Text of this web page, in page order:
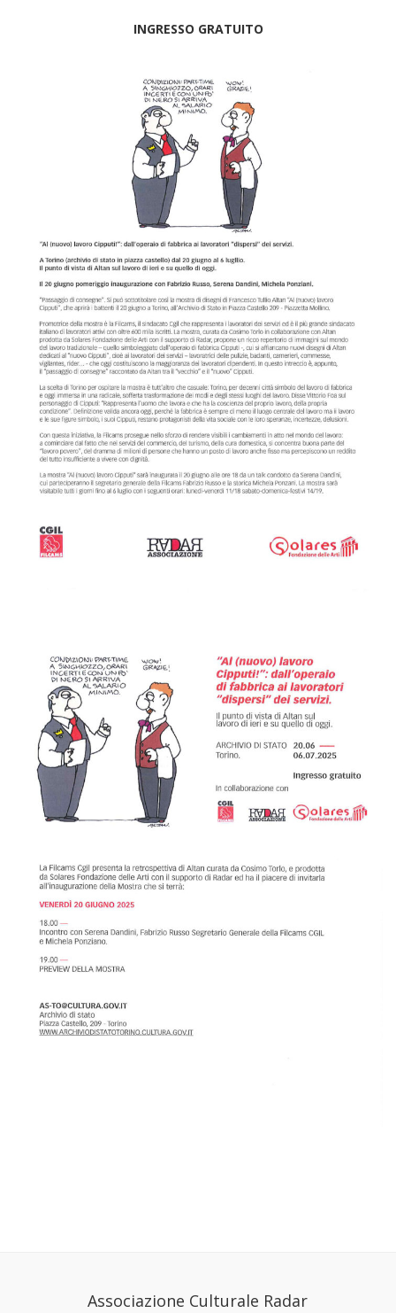
INGRESSO GRATUITO
Associazione Culturale Radar